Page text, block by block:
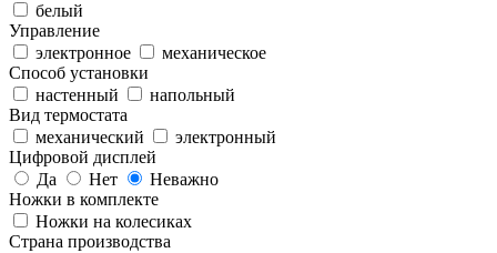
белый
Управление
электронное
механическое
Способ установки
настенный
напольный
Вид термостата
механический
электронный
Цифровой дисплей
Да
Нет
Неважно
Ножки в комплекте
Ножки на колесиках
Страна производства